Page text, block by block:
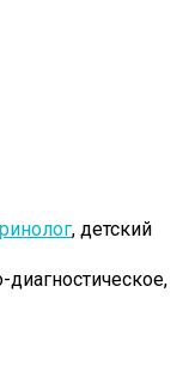
, детский
диагностическое,